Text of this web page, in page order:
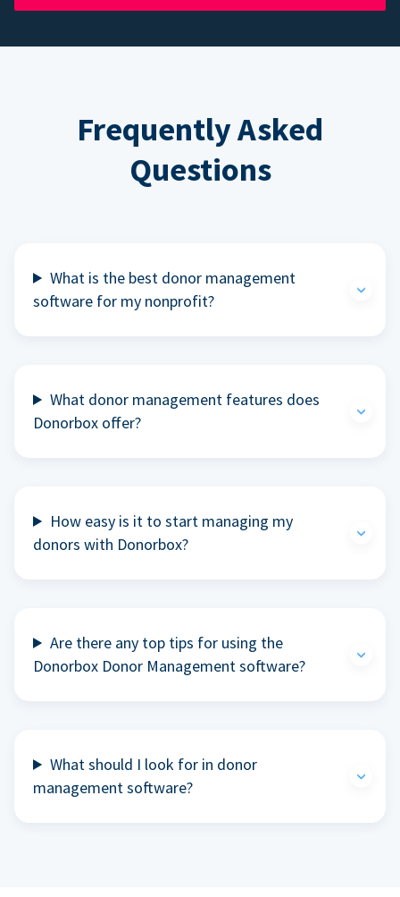
Frequently Asked
Questions
What is the best donor management
software for my nonprofit?
What donor management features does
Donorbox offer?
How easy is it to start managing my
donors with Donorbox?
Are there any top tips for using the
Donorbox Donor Management software?
What should I look for in donor
management software?